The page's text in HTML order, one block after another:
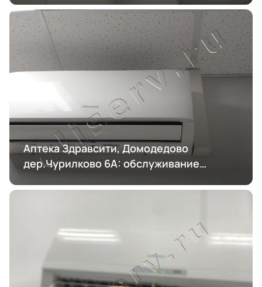
Аптека Здравсити, Домодедово
дер.Чурилково 6А: обслуживание